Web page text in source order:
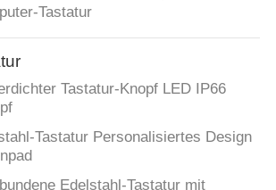
Tastatur
Tastatur-Knopf LED IP66
Tastatur Personalisiertes Design
Edelstahl-Tastatur mit